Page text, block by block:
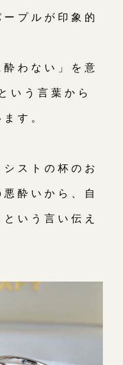
プルが印象的
わない」を意
う言葉から
す。
ストの杯のお
酔いから、自
いう言い伝え